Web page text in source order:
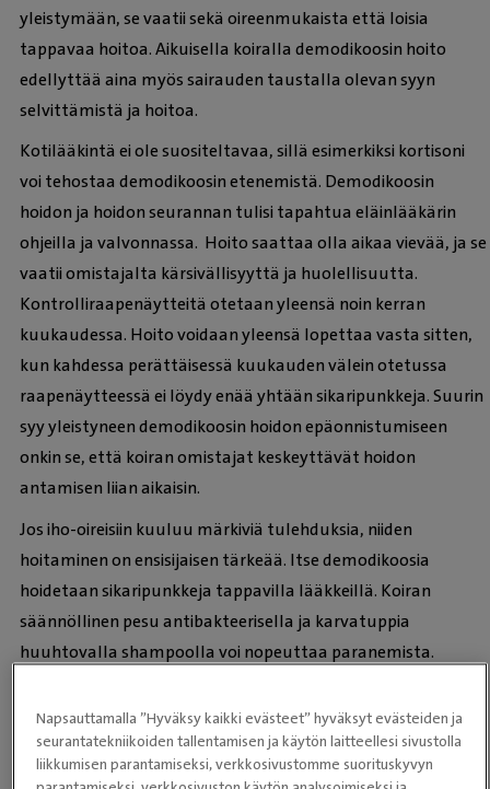
yleistymään, se vaatii sekä oireenmukaista että loisia
tappavaa hoitoa. Aikuisella koiralla demodikoosin hoito
edellyttää aina myös sairauden taustalla olevan syyn
selvittämistä ja hoitoa.
Kotilääkintä ei ole suositeltavaa, sillä esimerkiksi kortisoni
voi tehostaa demodikoosin etenemistä. Demodikoosin
hoidon ja hoidon seurannan tulisi tapahtua eläinlääkärin
ohjeilla ja valvonnassa. Hoito saattaa olla aikaa vievää, ja se
vaatii omistajalta kärsivällisyyttä ja huolellisuutta.
Kontrolliraapenäytteitä otetaan yleensä noin kerran
kuukaudessa. Hoito voidaan yleensä lopettaa vasta sitten,
kun kahdessa perättäisessä kuukauden välein otetussa
raapenäytteessä ei löydy enää yhtään sikaripunkkeja. Suurin
syy yleistyneen demodikoosin hoidon epäonnistumiseen
onkin se, että koiran omistajat keskeyttävät hoidon
antamisen liian aikaisin.
Jos iho-oireisiin kuuluu märkiviä tulehduksia, niiden
hoitaminen on ensisijaisen tärkeää. Itse demodikoosia
hoidetaan sikaripunkkeja tappavilla lääkkeillä. Koiran
säännöllinen pesu antibakteerisella ja karvatuppia
huuhtovalla shampoolla voi nopeuttaa paranemista.
ELT, pieneläisairauksien erikoiseläinlääkäri
Evidensia Eläinlääkäripalvelut
Napsauttamalla ”Hyväksy kaikki evästeet” hyväksyt evästeiden ja
seurantatekniikoiden tallentamisen ja käytön laitteellesi sivustolla
liikkumisen parantamiseksi, verkkosivustomme suorituskyvyn